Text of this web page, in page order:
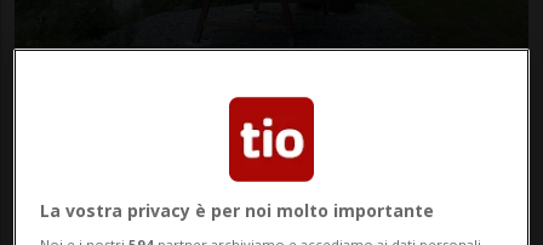
Una panchina gigante per i 10
anni dell'associazione
La vostra privacy è per noi molto importante